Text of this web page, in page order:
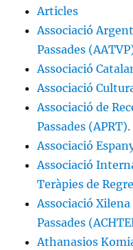
Articles
Associació
Passades
Associació
Associació
Associació de
Passades (APRT).
Associació
Associació
Teràpies de
Associació
Passades
Athanasios